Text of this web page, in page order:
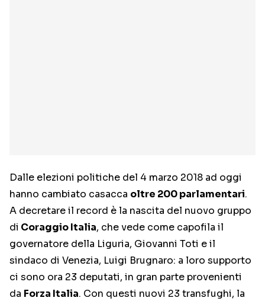
Dalle elezioni politiche del 4 marzo 2018 ad oggi
hanno cambiato casacca oltre 200 parlamentari.
A decretare il record è la nascita del nuovo gruppo
di Coraggio Italia, che vede come capofila il
governatore della Liguria, Giovanni Toti e il
sindaco di Venezia, Luigi Brugnaro: a loro supporto
ci sono ora 23 deputati, in gran parte provenienti
da Forza Italia. Con questi nuovi 23 transfughi, la